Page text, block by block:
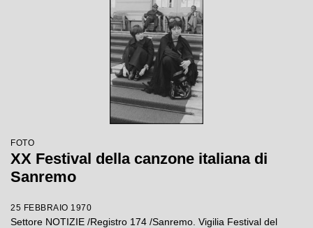
FOTO
XX Festival della canzone italiana di
Sanremo
25 FEBBRAIO 1970
Settore NOTIZIE /Registro 174 /Sanremo. Vigilia Festival del